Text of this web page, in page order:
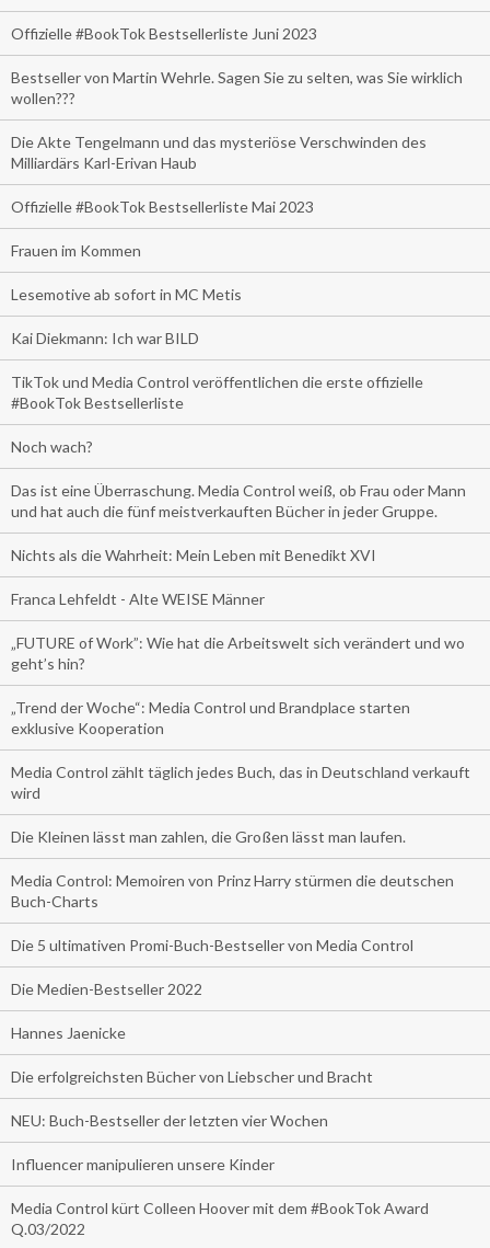
Offizielle #BookTok Bestsellerliste Juni 2023
Bestseller von Martin Wehrle. Sagen Sie zu selten, was Sie wirklich
wollen???
Die Akte Tengelmann und das mysteriöse Verschwinden des
Milliardärs Karl-Erivan Haub
Offizielle #BookTok Bestsellerliste Mai 2023
Frauen im Kommen
Lesemotive ab sofort in MC Metis
Kai Diekmann: Ich war BILD
TikTok und Media Control veröffentlichen die erste offizielle
#BookTok Bestsellerliste
Noch wach?
Das ist eine Überraschung. Media Control weiß, ob Frau oder Mann
und hat auch die fünf meistverkauften Bücher in jeder Gruppe.
Nichts als die Wahrheit: Mein Leben mit Benedikt XVI
Franca Lehfeldt - Alte WEISE Männer
„FUTURE of Work”: Wie hat die Arbeitswelt sich verändert und wo
geht’s hin?
„Trend der Woche“: Media Control und Brandplace starten
exklusive Kooperation
Media Control zählt täglich jedes Buch, das in Deutschland verkauft
wird
Die Kleinen lässt man zahlen, die Großen lässt man laufen.
Media Control: Memoiren von Prinz Harry stürmen die deutschen
Buch-Charts
Die 5 ultimativen Promi-Buch-Bestseller von Media Control
Die Medien-Bestseller 2022
Hannes Jaenicke
Die erfolgreichsten Bücher von Liebscher und Bracht
NEU: Buch-Bestseller der letzten vier Wochen
Influencer manipulieren unsere Kinder
Media Control kürt Colleen Hoover mit dem #BookTok Award
Q.03/2022